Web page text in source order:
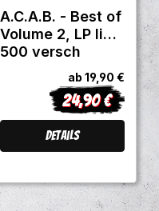
A.C.A.B. - Best of
Volume 2, LP lim.
500 versch
Vorbestellung
ab 19,90 €
Regulärer
24,90 €
Details